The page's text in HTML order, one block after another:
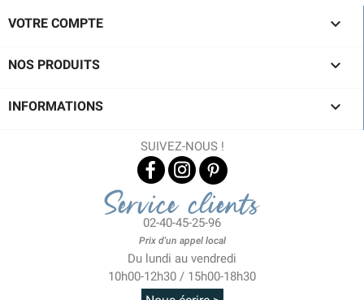
VOTRE COMPTE 
NOS PRODUITS 
INFORMATIONS 
SUIVEZ-NOUS !
Service clients
02-40-45-25-96
Prix d'un appel local
Du lundi au vendredi
10h00-12h30 / 15h00-18h30